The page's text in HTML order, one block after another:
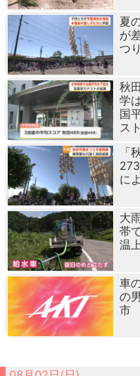
夏
が
つ
秋
学
国
スト
「
に
大
帯
温
車
の
市